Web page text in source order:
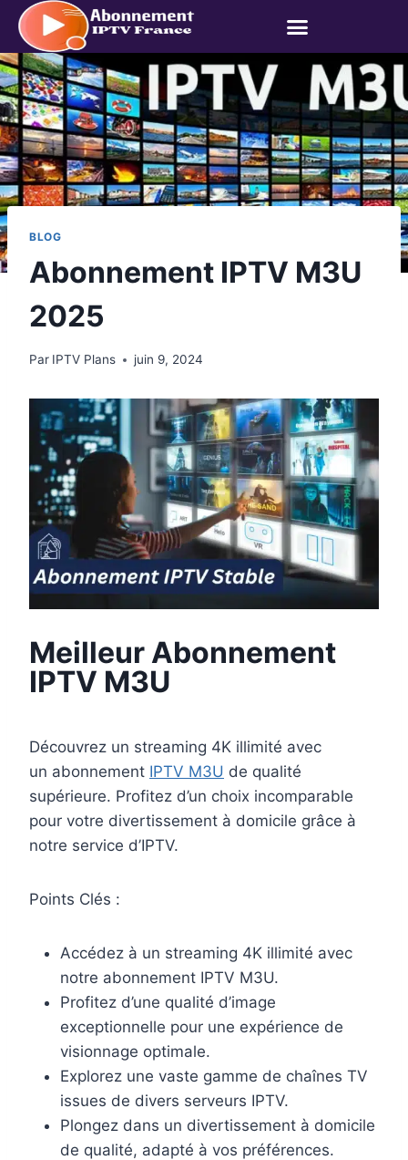
BLOG
Abonnement IPTV M3U
2025
Par IPTV Plans juin 9, 2024
Meilleur Abonnement
IPTV M3U
Découvrez un streaming 4K illimité avec
un abonnement IPTV M3U de qualité
supérieure. Profitez d’un choix incomparable
pour votre divertissement à domicile grâce à
notre service d’IPTV.
Points Clés :
Accédez à un streaming 4K illimité avec
notre abonnement IPTV M3U.
Profitez d’une qualité d’image
exceptionnelle pour une expérience de
visionnage optimale.
Explorez une vaste gamme de chaînes TV
issues de divers serveurs IPTV.
Plongez dans un divertissement à domicile
de qualité, adapté à vos préférences.